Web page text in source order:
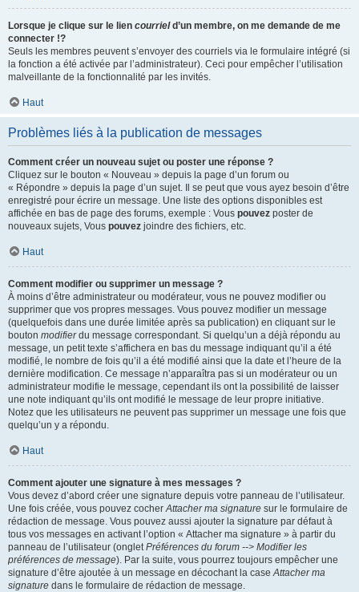
Lorsque je clique sur le lien courrield’un membre, on me demande de me
connecter !?
Seuls les membres peuvent s’envoyer des courriels via le formulaire intégré (si
la fonction a été activée par l’administrateur). Ceci pour empêcher l’utilisation
malveillante de la fonctionnalité par les invités.
Haut
Problèmes liés à la publication de messages
Comment créer un nouveau sujet ou poster une réponse ?
Cliquez sur le bouton « Nouveau » depuis la page d’un forum ou
« Répondre » depuis la page d’un sujet. Il se peut que vous ayez besoin d’être
enregistré pour écrire un message. Une liste des options disponibles est
affichée en bas de page des forums, exemple : Vous pouvez poster de
nouveaux sujets, Vous pouvez joindre des fichiers, etc.
Haut
Comment modifier ou supprimer un message ?
À moins d’être administrateur ou modérateur, vous ne pouvez modifier ou
supprimer que vos propres messages. Vous pouvez modifier un message
(quelquefois dans une durée limitée après sa publication) en cliquant sur le
bouton modifierdu message correspondant. Si quelqu’un a déjà répondu au
message, un petit texte s’affichera en bas du message indiquant qu’il a été
modifié, le nombre de fois qu’il a été modifié ainsi que la date et l’heure de la
dernière modification. Ce message n’apparaîtra pas si un modérateur ou un
administrateur modifie le message, cependant ils ont la possibilité de laisser
une note indiquant qu’ils ont modifié le message de leur propre initiative.
Notez que les utilisateurs ne peuvent pas supprimer un message une fois que
quelqu’un y a répondu.
Haut
Comment ajouter une signature à mes messages ?
Vous devez d’abord créer une signature depuis votre panneau de l’utilisateur.
Une fois créée, vous pouvez cocherAttacher ma signature sur le formulaire de
rédaction de message. Vous pouvez aussi ajouter la signature par défaut à
tous vos messages en activant l’option « Attacher ma signature » à partir du
panneau de l’utilisateur (ongletPréférences du forum --> Modifier les
préférences de message). Par la suite, vous pourrez toujours empêcher une
signature d’être ajoutée à un message en décochant la caseAttacher ma
signature dans le formulaire de rédaction de message.